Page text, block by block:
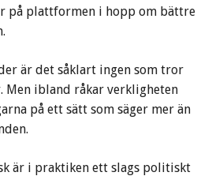
på plattformen i hopp om bättre
är det såklart ingen som tror
Men ibland råkar verkligheten
på ett sätt som säger mer än
är i praktiken ett slags politiskt